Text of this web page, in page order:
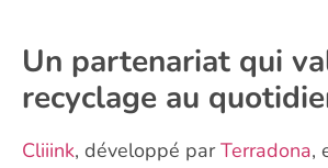
Un partenariat qui
recyclage au
Cliiink, développé parTerradona,